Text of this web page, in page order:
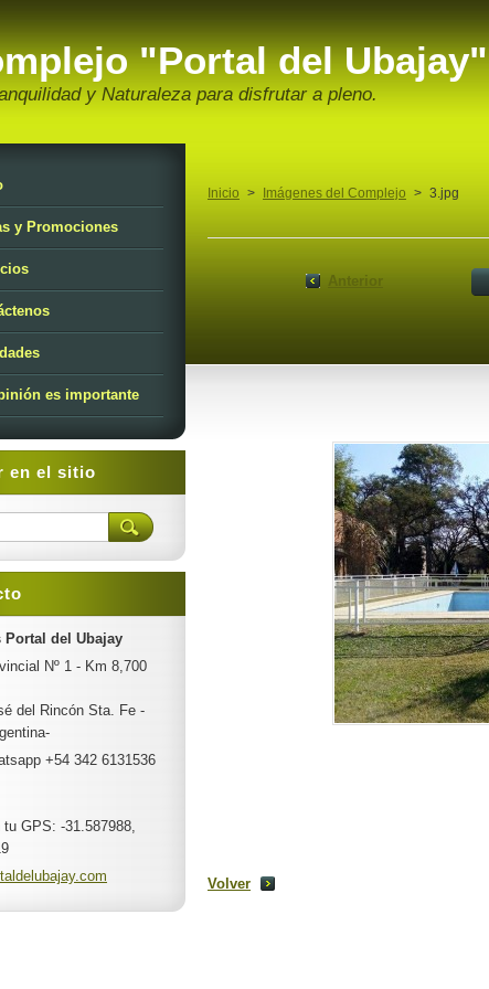
"Portal del Ubajay"
y Naturaleza para disfrutar a pleno.
Inicio > Imágenes del Complejo > 3.jpg
Anterior
Volver
y Promociones
es importante
en el sitio
Portal del Ubajay
Nº 1 - Km 8,700
del Rincón Sta. Fe -
+54 342 6131536
tu GPS: -31.587988,
taldelubajay.com